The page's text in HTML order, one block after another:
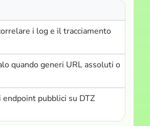
i log e il tracciamento
quando generi URL assoluti o
pubblici su DTZ